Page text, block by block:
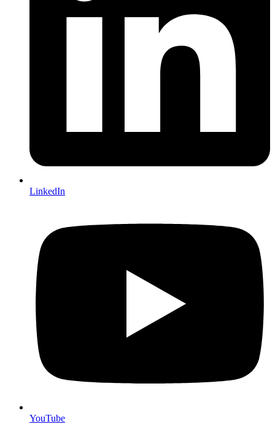
LinkedIn
YouTube